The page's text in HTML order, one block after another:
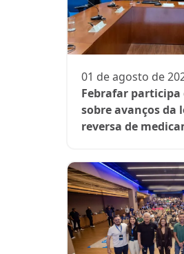
01 de agosto de
Febrafar participa
sobre avanços da
reversa de